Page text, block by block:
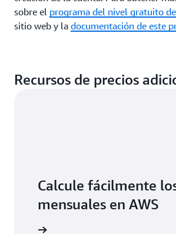
sobre el programa del nivel gratuito
sitio web y la documentación de este
Recursos de precios
Calcule fácilmente
mensuales en AWS